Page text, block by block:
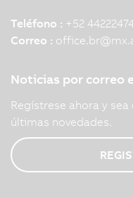
Teléfono : +52
Correo : office.br@
Noticias por correo
Regístrese ahora y
últimas novedades.